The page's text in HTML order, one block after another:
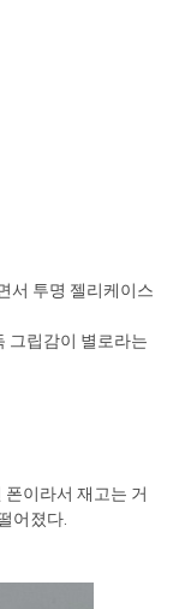
서 투명 젤리케이스
그립감이 별로라는
이라서 재고는 거
어졌다.